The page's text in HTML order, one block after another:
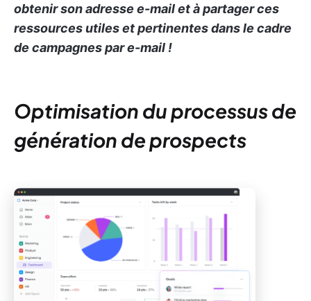
obtenir son adresse e-mail et à partager ces
ressources utiles et pertinentes dans le cadre
de campagnes par e-mail !
Optimisation du processus de
génération de prospects